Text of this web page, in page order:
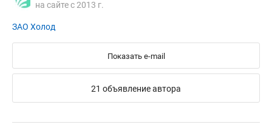
на сайте с 2013 г.
ЗАО Холод
Показать e-mail
21 объявление автора